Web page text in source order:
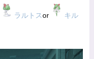
ラルトスor
キル